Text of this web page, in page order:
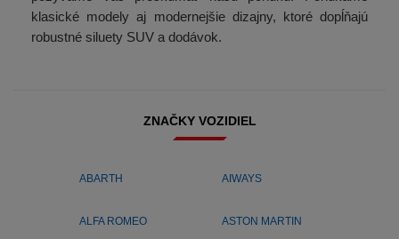
klasické modely aj modernejšie dizajny, ktoré dopĺňajú
robustné siluety SUV a dodávok.
ZNAČKY VOZIDIEL
ABARTH AIWAYS
ALFA ROMEO ASTON MARTIN